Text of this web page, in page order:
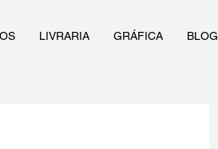
LIVRARIA GRÁFICA BLOG